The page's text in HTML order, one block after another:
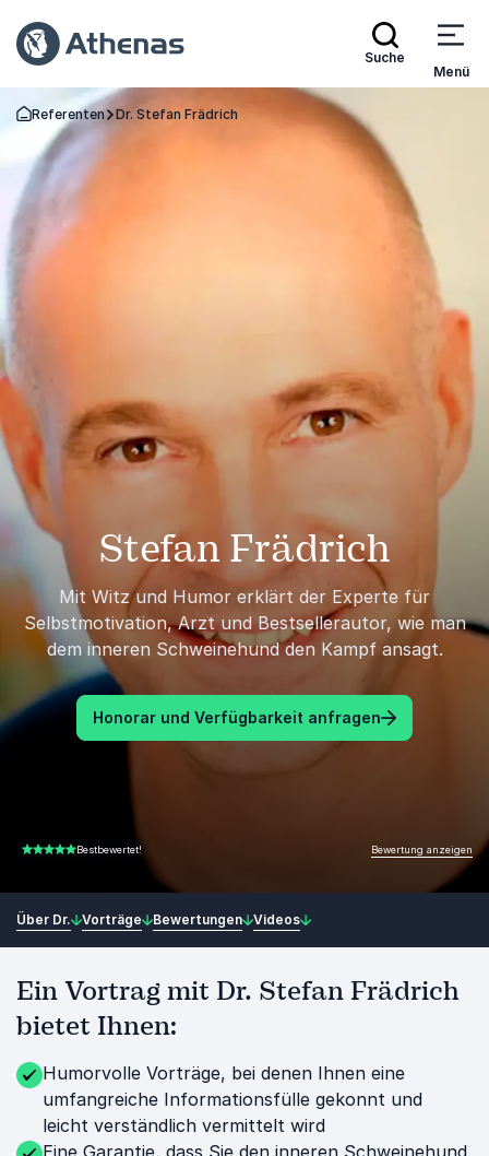
Suche
Menü
Zurück zur Startseite
Referenten Dr. Stefan Frädrich
Stefan Frädrich
Mit Witz und Humor erklärt der Experte für
Selbstmotivation, Arzt und Bestsellerautor, wie man
dem inneren Schweinehund den Kampf ansagt.
Honorar und Verfügbarkeit anfragen
5.00 von 5 Bestbewertet! Bewertung anzeigen
Über Dr. Vorträge Bewertungen Videos
Ein Vortrag mit Dr. Stefan Frädrich
bietet Ihnen:
Humorvolle Vorträge, bei denen Ihnen eine
umfangreiche Informationsfülle gekonnt und
leicht verständlich vermittelt wird
Eine Garantie, dass Sie den inneren Schweinehund